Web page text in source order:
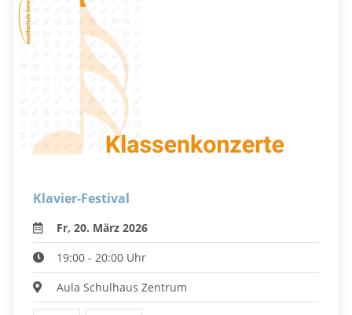
Klavier-Festival
Fr, 20. März 2026
19:00 - 20:00 Uhr
Aula Schulhaus Zentrum